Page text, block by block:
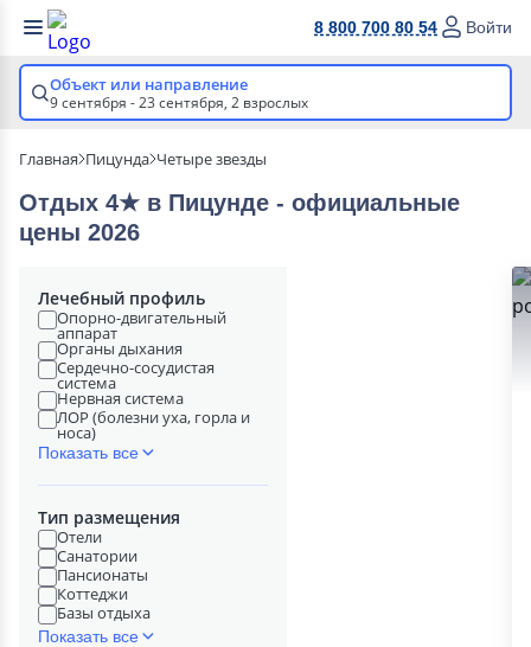
8 800 700 80 54 Войти
Объект или направление
9 сентября - 23 сентября, 2 взрослых
Главная Пицунда Четыре звезды
Отдых 4★ в Пицунде - официальные
цены 2026
Лечебный профиль
Опорно-двигательный
аппарат
Органы дыхания
Сердечно-сосудистая
система
Нервная система
ЛОР (болезни уха, горла и
носа)
Показать все
Тип размещения
Отели
Санатории
Пансионаты
Коттеджи
Базы отдыха
Показать все